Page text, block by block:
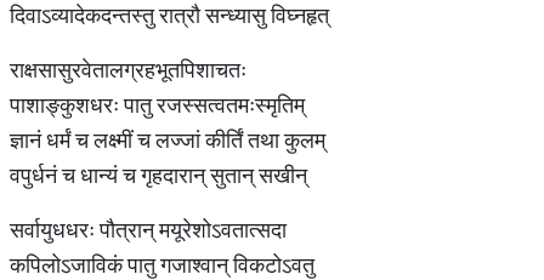
दिवाऽव्यादेकदन्तस्तु रात्रौ सन्ध्यासु विघ्नहृत्
राक्षसासुरवेतालग्रहभूतपिशाचतः
पाशाङ्कुशधरः पातु रजस्सत्वतमःस्मृतिम्
ज्ञानं धर्मं च लक्ष्मीं च लज्जां कीर्तिं तथा कुलम्
वपुर्धनं च धान्यं च गृहदारान् सुतान् सखीन्
सर्वायुधधरः पौत्रान् मयूरेशोऽवतात्सदा
कपिलोऽजाविकं पातु गजाश्वान् विकटोऽवतु